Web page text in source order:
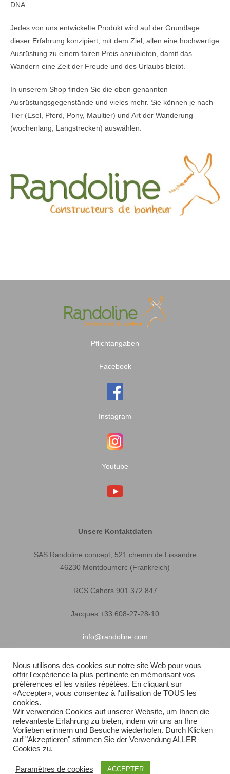
DNA.
Jedes von uns entwickelte Produkt wird auf der Grundlage
dieser Erfahrung konzipiert, mit dem Ziel, allen eine hochwertige
Ausrüstung zu einem fairen Preis anzubieten, damit das
Wandern eine Zeit der Freude und des Urlaubs bleibt.
In unserem Shop finden Sie die oben genannten
Ausrüstungsgegenstände und vieles mehr. Sie können je nach
Tier (Esel, Pferd, Pony, Maultier) und Art der Wanderung
(wochenlang, Langstrecken) auswählen.
Pflichtangaben
Facebook
Instagram
Youtube
Unsere Kontaktdaten
SAS Randoline concept, 521 chemin de Lissandre
46230 Montdoumerc (Frankreich)
RCS Cahors 901 372 847
Jacques +33 608-27-28-10
info@randoline.com
Nützliche Informationen
Garantie
Allgemeine
Schnelle Lieferung
Nous utilisons des cookies sur notre site Web pour vous
offrir l'expérience la plus pertinente en mémorisant vos
préférences et les visites répétées. En cliquant sur
«Accepter», vous consentez à l'utilisation de TOUS les
cookies.
Wir verwenden Cookies auf unserer Website, um Ihnen die
relevanteste Erfahrung zu bieten, indem wir uns an Ihre
Vorlieben erinnern und Besuche wiederholen. Durch Klicken
auf "Akzeptieren" stimmen Sie der Verwendung ALLER
Cookies zu.
Paramètres de cookies ACCEPTER